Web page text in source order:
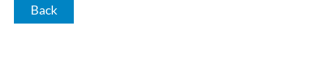
Back